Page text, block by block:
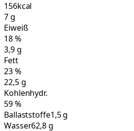
156kcal
7g
Eiweiß
18%
3,9g
Fett
23%
22,5g
Kohlenhydr.
59%
Ballaststoffe1,5 g
Wasser62,8 g